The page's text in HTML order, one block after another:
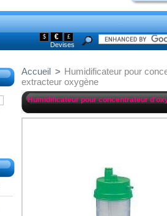
$ € £
Devises
Accueil > Humidificateur pour
extracteur oxygène
Humidificateur pour concentrateur